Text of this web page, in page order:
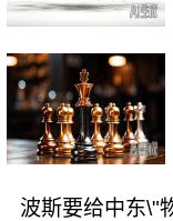
波斯要给中东\"